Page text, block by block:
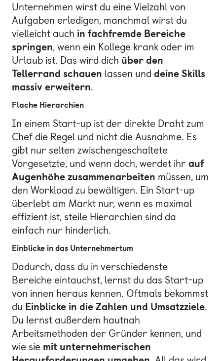
Unternehmen wirst du eine Vielzahl von
Aufgaben erledigen, manchmal wirst du
vielleicht auch in fachfremde Bereiche
springen, wenn ein Kollege krank oder im
Urlaub ist. Das wird dich über den
Tellerrand schauen lassen und deine Skills
massiv erweitern.
Flache Hierarchien
In einem Start-up ist der direkte Draht zum
Chef die Regel und nicht die Ausnahme. Es
gibt nur selten zwischengeschaltete
Vorgesetzte, und wenn doch, werdet ihr auf
Augenhöhe zusammenarbeiten müssen, um
den Workload zu bewältigen. Ein Start-up
überlebt am Markt nur, wenn es maximal
effizient ist, steile Hierarchien sind da
einfach nur hinderlich.
Einblicke in das Unternehmertum
Dadurch, dass du in verschiedenste
Bereiche eintauchst, lernst du das Start-up
von innen heraus kennen. Oftmals bekommst
du Einblicke in die Zahlen und Umsatzziele.
Du lernst außerdem hautnah
Arbeitsmethoden der Gründer kennen, und
wie sie mit unternehmerischen